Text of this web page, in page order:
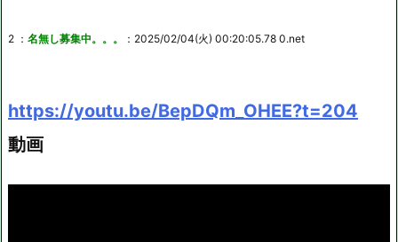
2 ： 名無し募集中。。。 ：2025/02/04(火) 00:20:05.78 0.net
https://youtu.be/BepDQm_OHEE?t=204
動画